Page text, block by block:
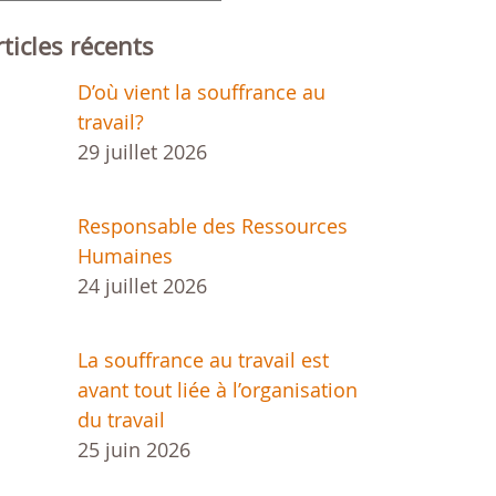
récents
D’où vient la souffrance au
travail?
29 juillet 2026
Responsable des Ressources
Humaines
24 juillet 2026
La souffrance au travail est
avant tout liée à l’organisation
du travail
25 juin 2026